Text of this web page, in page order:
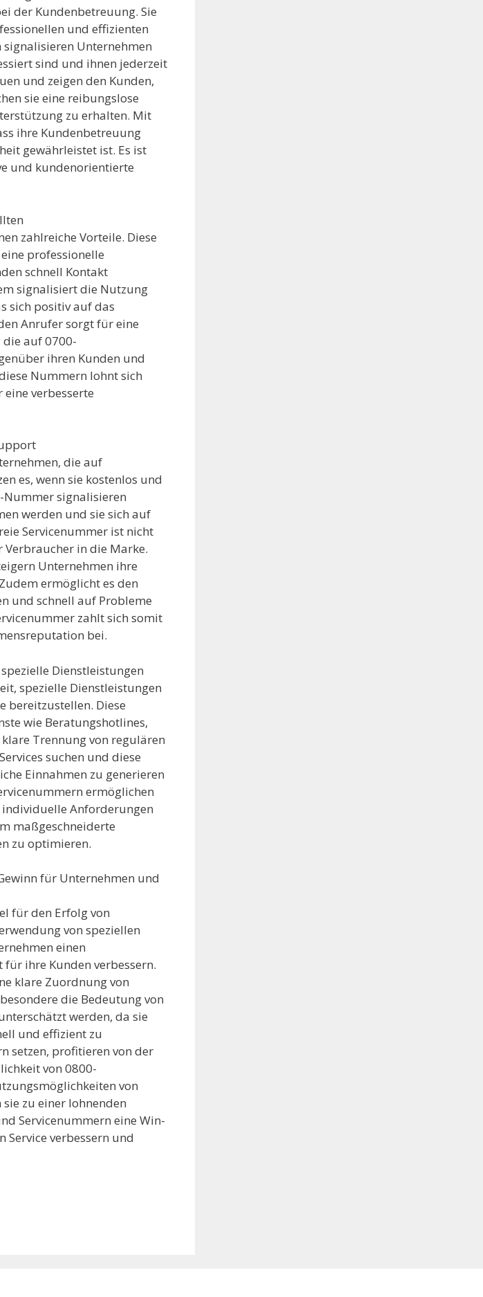
der Kundenbetreuung. Sie
und effizienten
Unternehmen
sind und ihnen jederzeit
und zeigen den Kunden,
sie eine reibungslose
zu erhalten. Mit
ihre Kundenbetreuung
gewährleistet ist. Es ist
und kundenorientierte
zahlreiche Vorteile. Diese
professionelle
schnell Kontakt
signalisiert die Nutzung
sich positiv auf das
Anrufer sorgt für eine
auf 0700-
ihren Kunden und
Nummern lohnt sich
verbesserte
die auf
es, wenn sie kostenlos und
Nummer signalisieren
werden und sie sich auf
Servicenummer ist nicht
in die Marke.
Unternehmen ihre
ermöglicht es den
und schnell auf Probleme
zahlt sich somit
bei.
Dienstleistungen
spezielle Dienstleistungen
bereitzustellen. Diese
wie Beratungshotlines,
Trennung von regulären
suchen und diese
Einnahmen zu generieren
ermöglichen
Anforderungen
maßgeschneiderte
zu optimieren.
für Unternehmen und
für den Erfolg von
von speziellen
einen
ihre Kunden verbessern.
klare Zuordnung von
die Bedeutung von
werden, da sie
und effizient zu
setzen, profitieren von der
von 0800-
von
zu einer lohnenden
Servicenummern eine Win-
verbessern und